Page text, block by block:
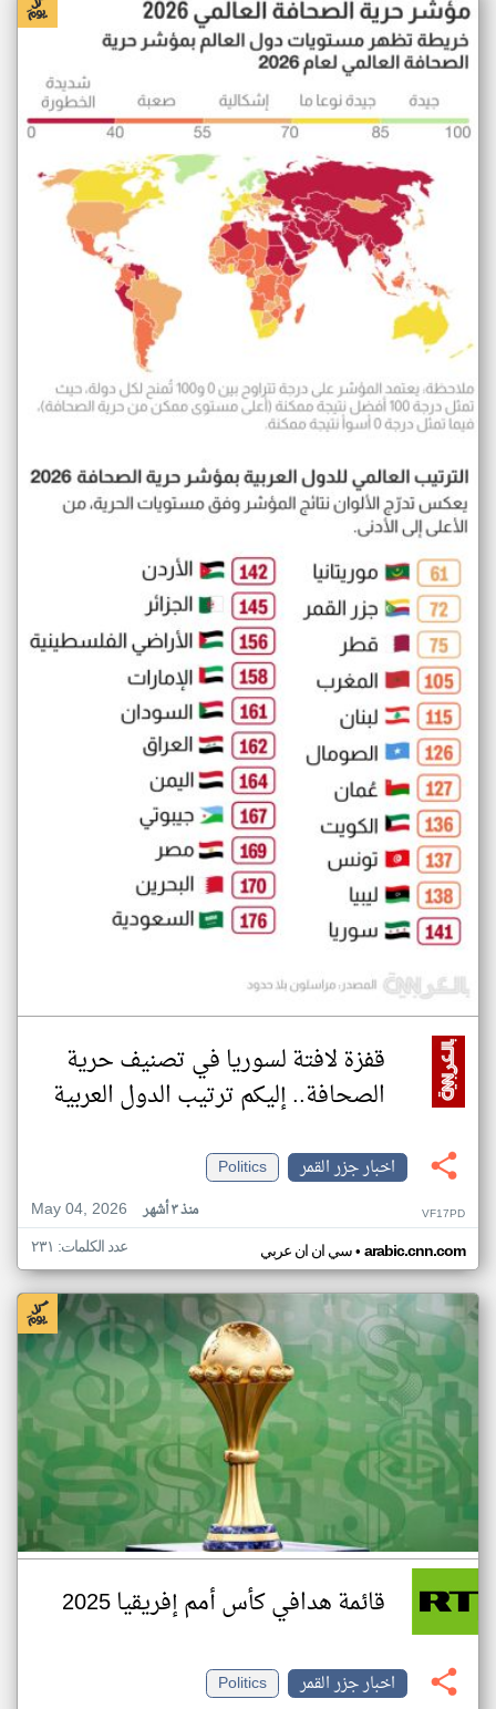
قفزة لافتة لسوريا في تصنيف حرية
الصحافة.. إليكم ترتيب الدول العربية
اخبار جزر القمر
Politics
May 04, 2026
منذ ٣ أشهر VF17PD
سي ان ان عربي• arabic.cnn.com عدد الكلمات: ٢٣١
قائمة هدافي كأس أمم إفريقيا 2025
اخبار جزر القمر
Politics